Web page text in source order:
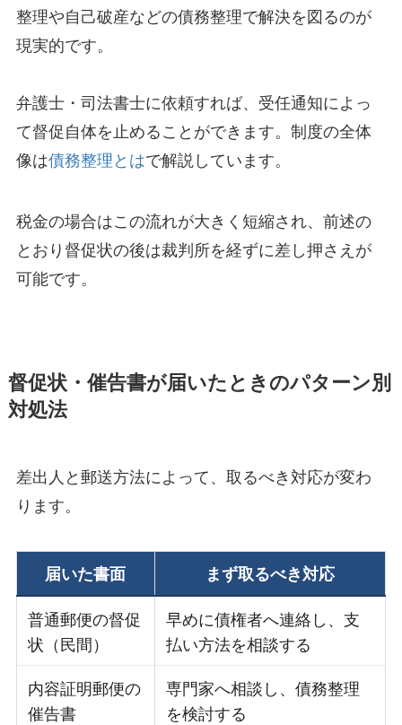
整理や自己破産などの債務整理で解決を図るのが
現実的です。
弁護士・司法書士に依頼すれば、受任通知によっ
て督促自体を止めることができます。制度の全体
像は債務整理とはで解説しています。
税金の場合はこの流れが大きく短縮され、前述の
とおり督促状の後は裁判所を経ずに差し押さえが
可能です。
督促状・催告書が届いたときのパターン別
対処法
差出人と郵送方法によって、取るべき対応が変わ
ります。
届いた書面
まず取るべき対応
普通郵便の督促
状（民間）
早めに債権者へ連絡し、支
払い方法を相談する
内容証明郵便の
催告書
専門家へ相談し、債務整理
を検討する